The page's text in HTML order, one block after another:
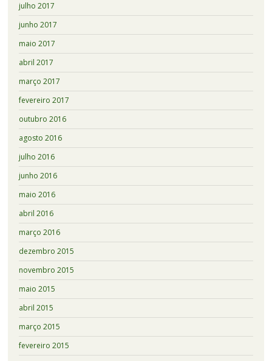
julho 2017
junho 2017
maio 2017
abril 2017
março 2017
fevereiro 2017
outubro 2016
agosto 2016
julho 2016
junho 2016
maio 2016
abril 2016
março 2016
dezembro 2015
novembro 2015
maio 2015
abril 2015
março 2015
fevereiro 2015